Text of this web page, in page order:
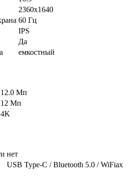
2360x1640
60 Гц
IPS
Да
емкостный
12.0 Мп
12 Мп
4K
нет
USB Type-C / Bluetooth 5.0 / WiFiax